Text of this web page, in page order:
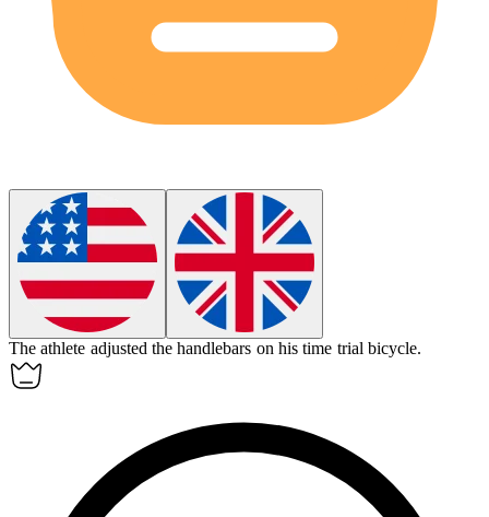
The athlete adjusted the handlebars on histime trial bicycle.